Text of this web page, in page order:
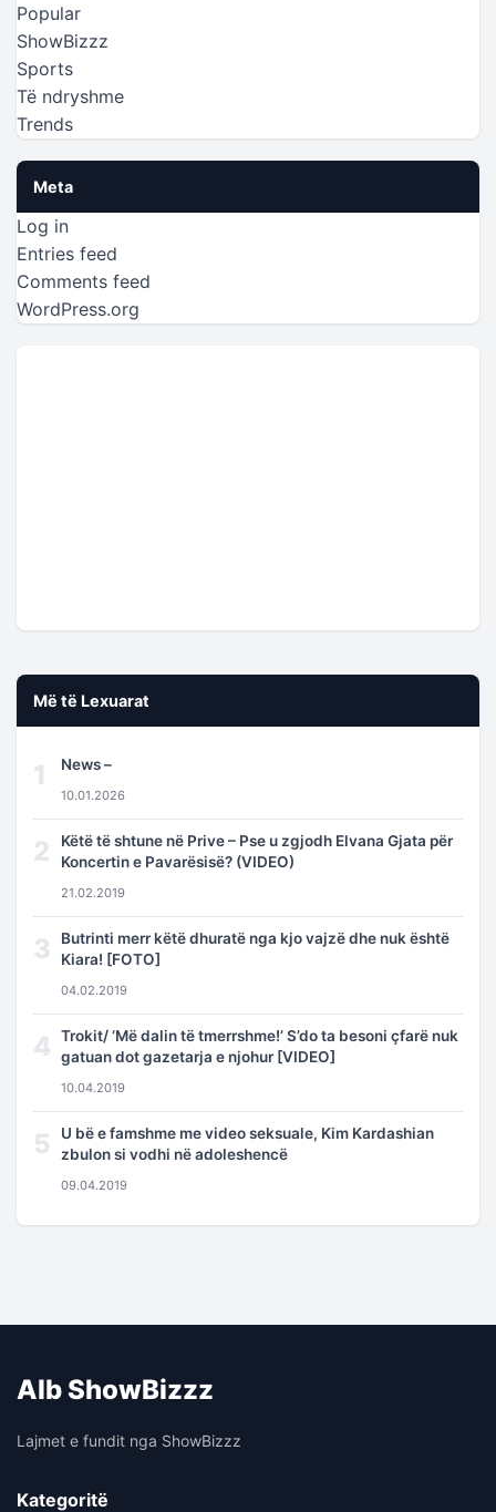
Popular
ShowBizzz
Sports
Të ndryshme
Trends
Meta
Log in
Entries feed
Comments feed
WordPress.org
Më të Lexuarat
1 News –
10.01.2026
2
Këtë të shtune në Prive – Pse u zgjodh Elvana Gjata për
Koncertin e Pavarësisë? (VIDEO)
21.02.2019
3
Butrinti merr këtë dhuratë nga kjo vajzë dhe nuk është
Kiara! [FOTO]
04.02.2019
4
Trokit/ ‘Më dalin të tmerrshme!’ S’do ta besoni çfarë nuk
gatuan dot gazetarja e njohur [VIDEO]
10.04.2019
5
U bë e famshme me video seksuale, Kim Kardashian
zbulon si vodhi në adoleshencë
09.04.2019
Alb ShowBizzz
Lajmet e fundit nga ShowBizzz
Kategoritë